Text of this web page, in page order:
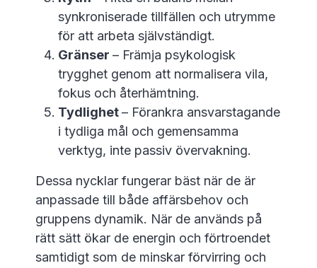
synkroniserade tillfällen och utrymme
för att arbeta självständigt.
Gränser – Främja psykologisk
trygghet genom att normalisera vila,
fokus och återhämtning.
Tydlighet– Förankra ansvarstagande
i tydliga mål och gemensamma
verktyg, inte passiv övervakning.
Dessa nycklar fungerar bäst när de är
anpassade till både affärsbehov och
gruppens dynamik. När de används på
rätt sätt ökar de energin och förtroendet
samtidigt som de minskar förvirring och